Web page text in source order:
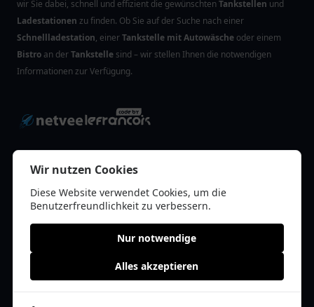
wir Sie dabei, schnell und effizient die gewünschtenTankstellen und
Ladestationen zu finden. Ob Sie auf der Suche nach einer
Schnellladestation, einerTankstelle mit Autowäsche oder einem
Bistro an derTankstelle sind – wir stellen Ihnen die notwendigen
Informationen zur Verfügung.
Tankstellen für Vielfahrer: Tipps für optimale Autofpflege
Autopflege für Einsteiger: Professionelle Autowäsche leicht
Wir nutzen Cookies
Diese Website verwendet Cookies, um die
Benutzerfreundlichkeit zu verbessern.
Nur notwendige
Alles akzeptieren